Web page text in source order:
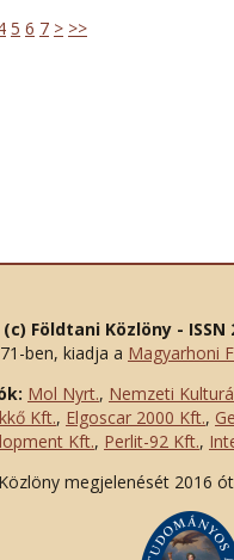
5 6 7 > >>
(c) Földtani Közlöny -
ben, kiadja a Magyarhoni
Mol Nyrt., Nemzeti
Kft., Elgoscar 2000 Kft.,
Kft., Perlit-92 Kft.,
megjelenését 2016